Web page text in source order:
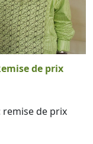
de prix
remise de prix